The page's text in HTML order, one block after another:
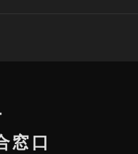
窓口